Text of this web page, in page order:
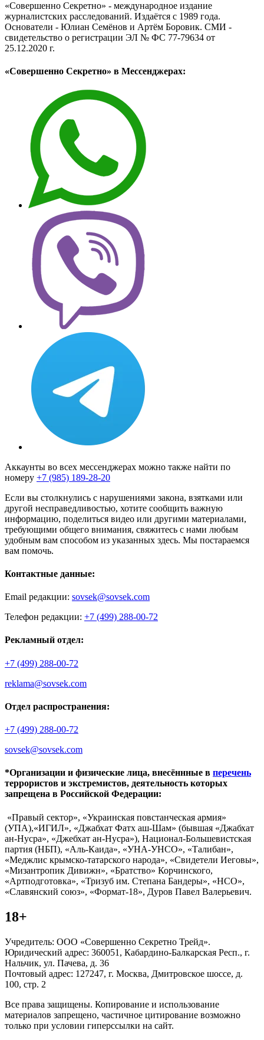
«Совершенно Секретно» - международное издание
журналистских расследований. Издаётся с 1989 года.
Основатели - Юлиан Семёнов и Артём Боровик. CМИ -
свидетельство о регистрации ЭЛ № ФС 77-79634 от
25.12.2020 г.
«Совершенно Секретно» в Мессенджерах:
Аккаунты во всех мессенджерах можно также найти по
номеру +7 (985) 189-28-20
Если вы столкнулись с нарушениями закона, взятками или
другой несправедливостью, хотите сообщить важную
информацию, поделиться видео или другими материалами,
требующими общего внимания, свяжитесь с нами любым
удобным вам способом из указанных здесь. Мы постараемся
вам помочь.
Контактные данные:
Email редакции: sovsek@sovsek.com
Телефон редакции: +7 (499) 288-00-72
Рекламный отдел:
+7 (499) 288-00-72
reklama@sovsek.com
Отдел распространения:
+7 (499) 288-00-72
sovsek@sovsek.com
*Организации и физические лица, внесённные в перечень
террористов и экстремистов, деятельность которых
запрещена в Российской Федерации:
«Правый сектор», «Украинская повстанческая армия»
(УПА),«ИГИЛ», «Джабхат Фатх аш-Шам» (бывшая «Джабхат
ан-Нусра», «Джебхат ан-Нусра»), Национал-Большевистская
партия (НБП), «Аль-Каида», «УНА-УНСО», «Талибан»,
«Меджлис крымско-татарского народа», «Свидетели Иеговы»,
«Мизантропик Дивижн», «Братство» Корчинского,
«Артподготовка», «Тризуб им. Степана Бандеры», «НСО»,
«Славянский союз», «Формат-18», Дуров Павел Валерьевич.
18+
Учредитель: ООО «Совершенно Секретно Трейд».
Юридический адрес: 360051, Кабардино-Балкарская Респ., г.
Нальчик, ул. Пачева, д. 36
Почтовый адрес: 127247, г. Москва, Дмитровское шоссе, д.
100, стр. 2
Все права защищены. Копирование и использование
материалов запрещено, частичное цитирование возможно
только при условии гиперссылки на сайт.